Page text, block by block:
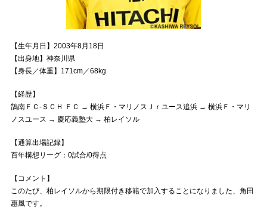
【生年月日】2003年8月18日
【出身地】神奈川県
【身長／体重】171cm／68kg
【経歴】
鵠南ＦＣ-ＳＣＨ ＦＣ → 横浜Ｆ・マリノスＪｒユース追浜 → 横浜Ｆ・マリ
ノスユース → 慶応義塾大 → 柏レイソル
【通算出場記録】
百年構想リーグ：0試合/0得点
【コメント】
このたび、柏レイソルから期限付き移籍で加入することになりました、角田
惠風です。